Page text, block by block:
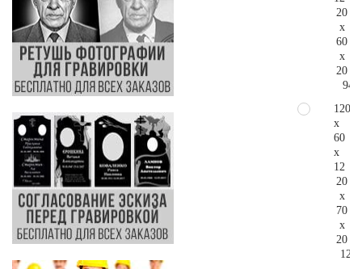
20
x
60
x
20
120
x
60
x
12
20
x
70
x
20